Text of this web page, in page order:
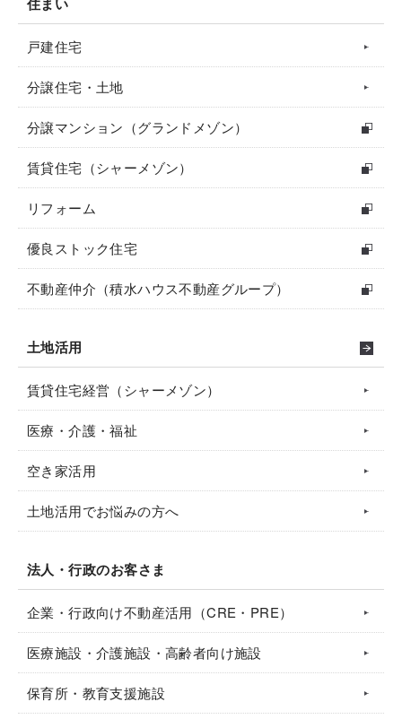
戸建住宅
分譲住宅・土地
分譲マンション（グランドメゾン）
賃貸住宅（シャーメゾン）
リフォーム
優良ストック住宅
不動産仲介（積水ハウス不動産グループ）
土地活用
賃貸住宅経営（シャーメゾン）
医療・介護・福祉
空き家活用
土地活用でお悩みの方へ
法人・行政のお客さま
企業・行政向け不動産活用（CRE・PRE）
医療施設・介護施設・高齢者向け施設
保育所・教育支援施設